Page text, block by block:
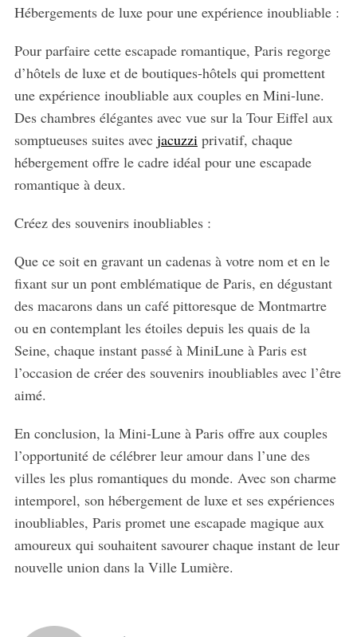
Hébergements de luxe pour une expérience inoubliable :
Pour parfaire cette escapade romantique, Paris regorge
d’hôtels de luxe et de boutiques-hôtels qui promettent
une expérience inoubliable aux couples en Mini-lune.
Des chambres élégantes avec vue sur la Tour Eiffel aux
somptueuses suites avec jacuzziprivatif, chaque
hébergement offre le cadre idéal pour une escapade
romantique à deux.
Créez des souvenirs inoubliables :
Que ce soit en gravant un cadenas à votre nom et en le
fixant sur un pont emblématique de Paris, en dégustant
des macarons dans un café pittoresque de Montmartre
ou en contemplant les étoiles depuis les quais de la
Seine, chaque instant passé à MiniLune à Paris est
l’occasion de créer des souvenirs inoubliables avec l’être
aimé.
En conclusion, la Mini-Lune à Paris offre aux couples
l’opportunité de célébrer leur amour dans l’une des
villes les plus romantiques du monde. Avec son charme
intemporel, son hébergement de luxe et ses expériences
inoubliables, Paris promet une escapade magique aux
amoureux qui souhaitent savourer chaque instant de leur
nouvelle union dans la Ville Lumière.
e
a
r
h
f
o